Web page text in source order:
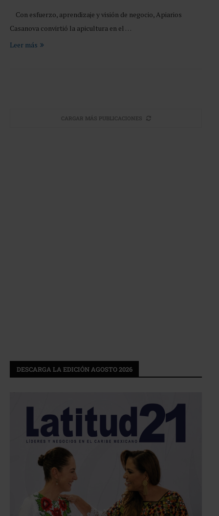
Con esfuerzo, aprendizaje y visión de negocio, Apiarios
Casanova convirtió la apicultura en el …
Leer más
CARGAR MÁS PUBLICACIONES
DESCARGA LA EDICIÓN AGOSTO 2026